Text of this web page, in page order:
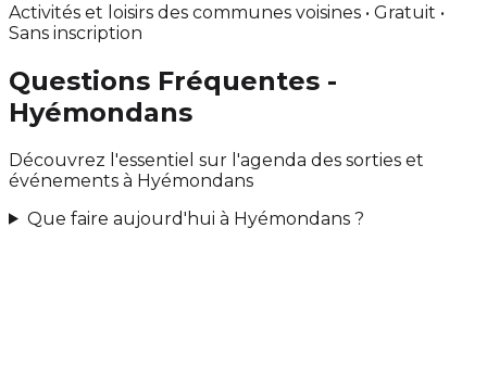
Activités et loisirs des communes voisines • Gratuit •
Sans inscription
Questions Fréquentes -
Hyémondans
Découvrez l'essentiel sur l'agenda des sorties et
événements à Hyémondans
Que faire aujourd'hui à Hyémondans ?